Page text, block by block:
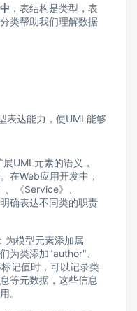
，表结构是类型，表
类帮助我们理解数据
表达能力，使UML能够
展UML元素的语义，
在Web应用开发中，
《Service》、
确表达不同类的职责
：为模型元素添加属
为类添加"author"、
记值时，可以记录类
等元数据，这些信息
。